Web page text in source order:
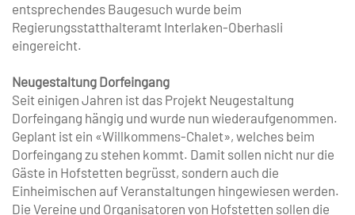
entsprechendes Baugesuch wurde beim
Regierungsstatthalteramt Interlaken-Oberhasli
eingereicht.
Neugestaltung Dorfeingang
Seit einigen Jahren ist das Projekt Neugestaltung
Dorfeingang hängig und wurde nun wiederaufgenommen.
Geplant ist ein «Willkommens-Chalet», welches beim
Dorfeingang zu stehen kommt. Damit sollen nicht nur die
Gäste in Hofstetten begrüsst, sondern auch die
Einheimischen auf Veranstaltungen hingewiesen werden.
Die Vereine und Organisatoren von Hofstetten sollen die